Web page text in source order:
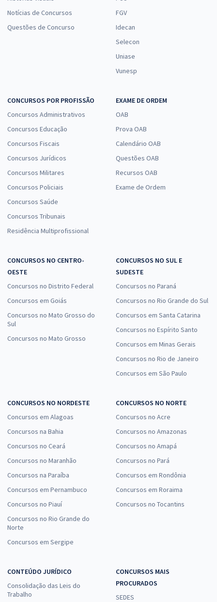
Notícias de Concursos
Questões de Concurso
FGV
Idecan
Selecon
Uniase
Vunesp
CONCURSOS POR PROFISSÃO
Concursos Administrativos
Concursos Educação
Concursos Fiscais
Concursos Jurídicos
Concursos Militares
Concursos Policiais
Concursos Saúde
Concursos Tribunais
Residência Multiprofissional
EXAME DE ORDEM
OAB
Prova OAB
Calendário OAB
Questões OAB
Recursos OAB
Exame de Ordem
CONCURSOS NO CENTRO-
OESTE
Concursos no Distrito Federal
Concursos em Goiás
Concursos no Mato Grosso do
Sul
Concursos no Mato Grosso
CONCURSOS NO SUL E
SUDESTE
Concursos no Paraná
Concursos no Rio Grande do Sul
Concursos em Santa Catarina
Concursos no Espírito Santo
Concursos em Minas Gerais
Concursos no Rio de Janeiro
Concursos em São Paulo
CONCURSOS NO NORDESTE
Concursos em Alagoas
Concursos na Bahia
Concursos no Ceará
Concursos no Maranhão
Concursos na Paraíba
Concursos em Pernambuco
Concursos no Piauí
Concursos no Rio Grande do
Norte
Concursos em Sergipe
CONCURSOS NO NORTE
Concursos no Acre
Concursos no Amazonas
Concursos no Amapá
Concursos no Pará
Concursos em Rondônia
Concursos em Roraima
Concursos no Tocantins
CONTEÚDO JURÍDICO
Consolidação das Leis do
Trabalho
CONCURSOS MAIS
PROCURADOS
SEDES